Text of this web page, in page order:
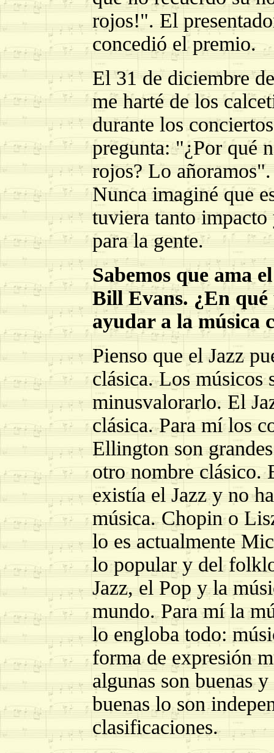
rojos!". El
concedió el premio.
El 31 de diciembre
me harté de los
durante los
pregunta: "¿Por qué
rojos? Lo
Nunca imaginé que
tuviera tanto
para la gente.
Sabemos que ama
Bill Evans. ¿En qué
ayudar a la música
Pienso que el Jazz
clásica. Los músicos
minusvalorarlo. El
clásica. Para mí los
Ellington son
otro nombre clásico.
existía el Jazz y no
música. Chopin o
lo es actualmente
lo popular y del
Jazz, el Pop y la
mundo. Para mí la
lo engloba todo:
forma de expresión
algunas son buenas
buenas lo son
clasificaciones.